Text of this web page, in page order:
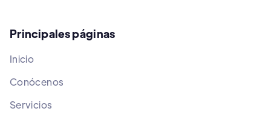
Principales páginas
Inicio
Conócenos
Servicios